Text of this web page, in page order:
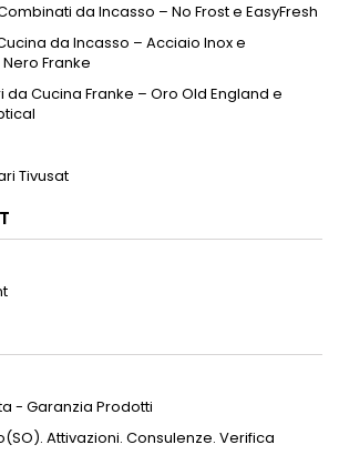
da Incasso – No Frost e EasyFresh
da Incasso – Acciaio Inox e
Franke
da Cucina Franke – Oro Old England e
Tivusat
- Garanzia Prodotti
Attivazioni. Consulenze. Verifica